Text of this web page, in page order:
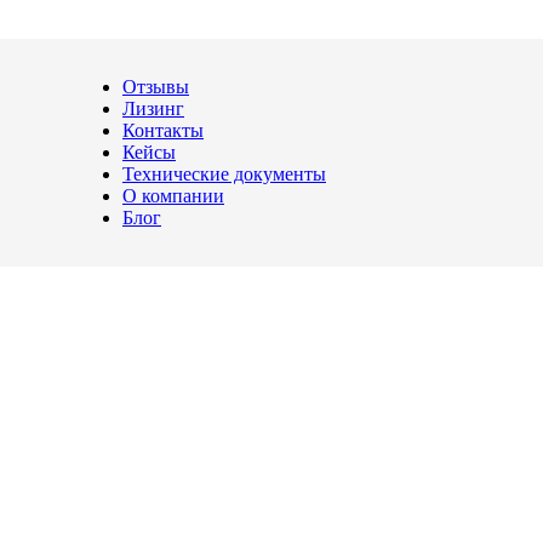
Отзывы
Лизинг
Контакты
Кейсы
Технические документы
О компании
Блог
тип, 1,57 кВт
тип, 1,57 кВт
из различных металлов, металлических сплавов, камня,
машина 125 мм, рычажный тип, 1,57 кВт
из различных металлов, металлических сплавов, камня,